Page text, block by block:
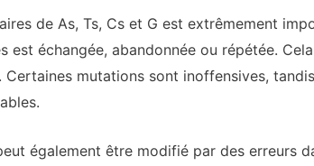
de As, Ts, Cs et G est extrêmement
est échangée, abandonnée ou répétée.
mutations sont inoffensives,
également être modifié par des erreurs